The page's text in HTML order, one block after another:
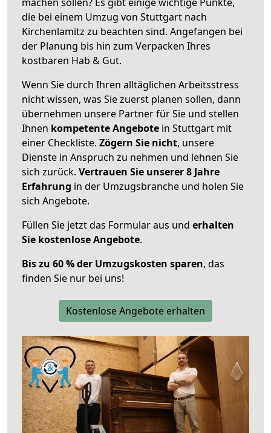
die bei einem Umzug von Stuttgart nach
Kirchenlamitz zu beachten sind. Angefangen bei
der Planung bis hin zum Verpacken Ihres
kostbaren Hab & Gut.
Wenn Sie durch Ihren alltäglichen Arbeitsstress
nicht wissen, was Sie zuerst planen sollen, dann
übernehmen unsere Partner für Sie und stellen
Ihnen kompetente Angebote in Stuttgart mit
einer Checkliste. Zögern Sie nicht, unsere
Dienste in Anspruch zu nehmen und lehnen Sie
sich zurück. Vertrauen Sie unserer 8 Jahre
Erfahrung in der Umzugsbranche und holen Sie
sich Angebote.
Füllen Sie jetzt das Formular aus und erhalten
Sie kostenlose Angebote.
Bis zu 60 % der Umzugskosten sparen, das
finden Sie nur bei uns!
Kostenlose Angebote erhalten